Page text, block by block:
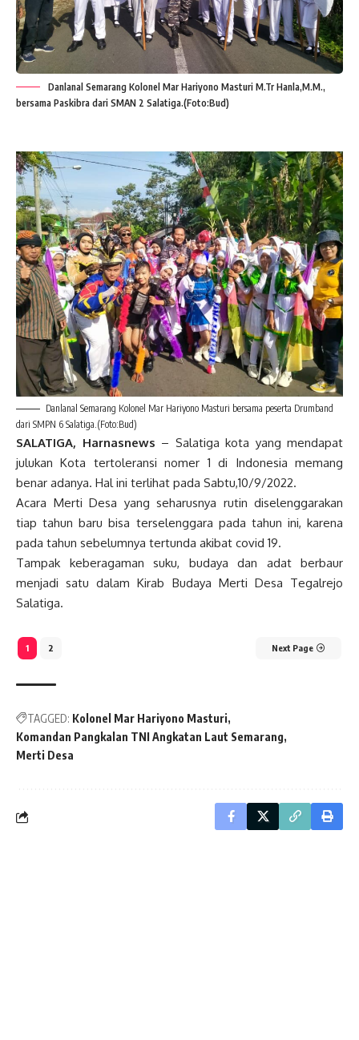
Danlanal Semarang Kolonel Mar Hariyono Masturi M.Tr Hanla,M.M.,
bersama Paskibra dari SMAN 2 Salatiga.(Foto:Bud)
Danlanal Semarang Kolonel Mar Hariyono Masturi bersama peserta Drumband
dari SMPN 6 Salatiga.(Foto:Bud)
SALATIGA, Harnasnews – Salatiga kota yang mendapat
julukan Kota tertoleransi nomer 1 di Indonesia memang
benar adanya. Hal ini terlihat pada Sabtu,10/9/2022.
Acara Merti Desa yang seharusnya rutin diselenggarakan
tiap tahun baru bisa terselenggara pada tahun ini, karena
pada tahun sebelumnya tertunda akibat covid 19.
Tampak keberagaman suku, budaya dan adat berbaur
menjadi satu dalam Kirab Budaya Merti Desa Tegalrejo
Salatiga.
1 2 Next Page
TAGGED: Kolonel Mar Hariyono Masturi
Komandan Pangkalan TNI Angkatan Laut Semarang
Merti Desa